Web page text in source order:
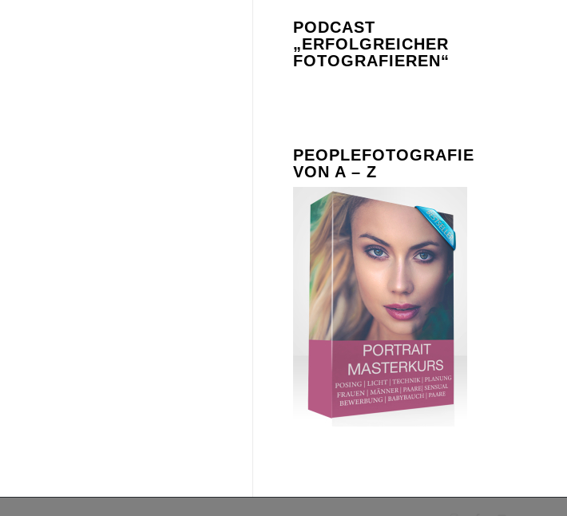
PODCAST
„ERFOLGREICHER
FOTOGRAFIEREN“
PEOPLEFOTOGRAFIE
VON A – Z